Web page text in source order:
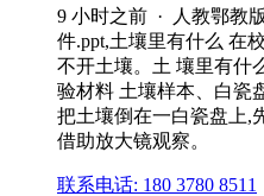
9 小时之前 · 人教鄂教
件.ppt,土壤里有什么 在
不开土壤。土 壤里有什
验材料 土壤样本、白瓷
把土壤倒在一白瓷盘上,
借助放大镜观察。
联系电话: 180 3780 8511